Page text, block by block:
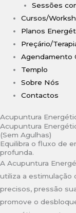
Sessões
Cursos/
Planos
Preçário/
Agendamento
Templo
Sobre Nós
Contactos
Acupuntura
Acupuntura
(Sem Agulhas)
Equilibra o fluxo de
profunda.
A Acupuntura
utiliza a estimulação
precisos, pressão
promove o